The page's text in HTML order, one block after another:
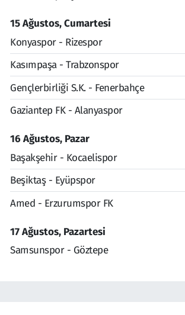
15 Ağustos, Cumartesi
Konyaspor - Rizespor
Kasımpaşa - Trabzonspor
Gençlerbirliği S.K. - Fenerbahçe
Gaziantep FK - Alanyaspor
16 Ağustos, Pazar
Başakşehir - Kocaelispor
Beşiktaş - Eyüpspor
Amed - Erzurumspor FK
17 Ağustos, Pazartesi
Samsunspor - Göztepe